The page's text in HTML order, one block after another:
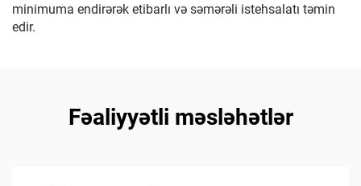
minimuma endirərək etibarlı və səmərəli istehsalatı təmin
edir.
Fəaliyyətli məsləhətlər